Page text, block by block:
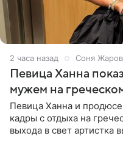
2 часа назад Соня
Певица Ханна
мужем на
Певица Ханна и
кадры с отдыха на
выхода в свет артистка